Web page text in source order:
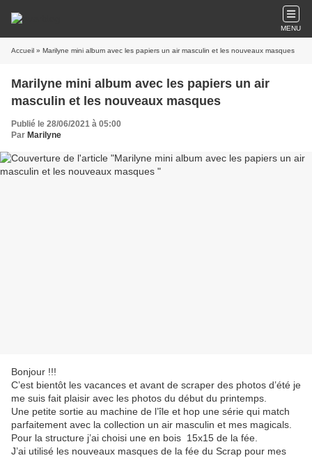
MENU
Accueil » Marilyne mini album avec les papiers un air masculin et les nouveaux masques
Marilyne mini album avec les papiers un air
masculin et les nouveaux masques
Publié le 28/06/2021 à 05:00
Par Marilyne
Bonjour !!!
C’est bientôt les vacances et avant de scraper des photos d’été je
me suis fait plaisir avec les photos du début du printemps.
Une petite sortie au machine de l’île et hop une série qui match
parfaitement avec la collection un air masculin et mes magicals.
Pour la structure j’ai choisi une en bois 15x15 de la fée.
J’ai utilisé les nouveaux masques de la fée du Scrap pour mes